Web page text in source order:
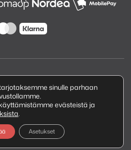
Ääni Oy
sinulle parhaan
evästeistä ja
.
Asetukset